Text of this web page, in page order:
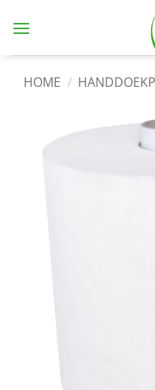
HOME /